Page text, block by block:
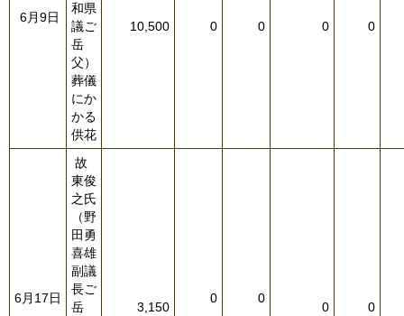
6月9日
和県
議ご
岳
父）
葬儀
にか
かる
供花
10,500 0 0 0 0
6月17日
故
東俊
之氏
（野
田勇
喜雄
副議
長ご
岳
3,150
0 0
0 0